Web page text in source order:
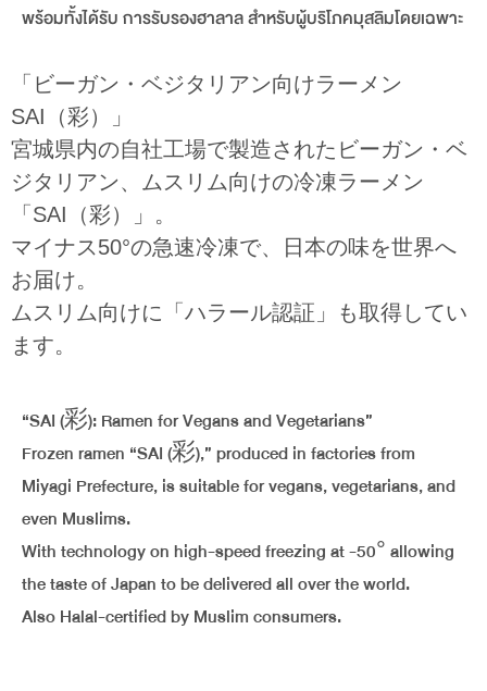
พร้อมทั้งได้รับ การรับรองฮาลาล สำหรับผู้บริโภคมุสลิมโดยเฉพาะ
「ビーガン・ベジタリアン向けラーメン
SAI（彩）」
宮城県内の自社工場で製造されたビーガン・ベ
ジタリアン、ムスリム向けの冷凍ラーメン
「SAI（彩）」。
マイナス50°の急速冷凍で、日本の味を世界へ
お届け。
ムスリム向けに「ハラール認証」も取得してい
ます。
“SAI (彩): Ramen for Vegans and Vegetarians”
Frozen ramen “SAI (彩),” produced in factories from
Miyagi Prefecture, is suitable for vegans, vegetarians, and
even Muslims.
With technology on high-speed freezing at -50° allowing
the taste of Japan to be delivered all over the world.
Also Halal-certified by Muslim consumers.